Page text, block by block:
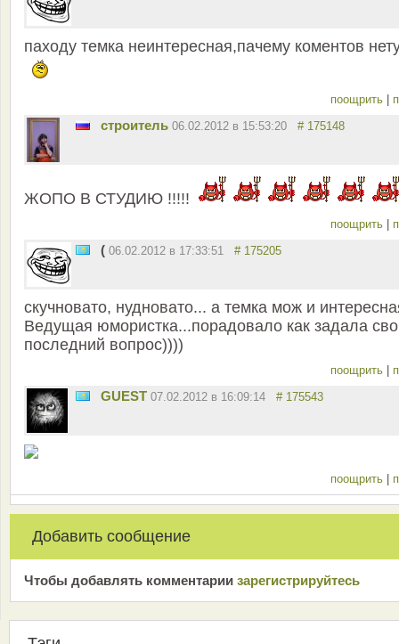
паходу темка неинтересная,пачему коментов
поощрить
строитель 06.02.2012 в 15:53:20 # 175148
ЖОПО В СТУДИЮ !!!!!
поощрить
( 06.02.2012 в 17:33:51 # 175205
скучновато, нудновато... а темка мож и
Ведущая юмористка...порадовало как задала
последний вопрос))))
поощрить
GUEST 07.02.2012 в 16:09:14 # 175543
поощрить
Добавить сообщение
Чтобы добавлять комментарии зарeгиcтрирyйтeсь